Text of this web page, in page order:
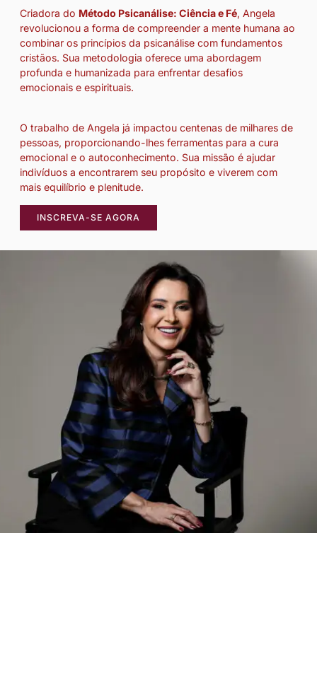
Criadora do Método Psicanálise: Ciência e Fé, Angela
revolucionou a forma de compreender a mente humana ao
combinar os princípios da psicanálise com fundamentos
cristãos. Sua metodologia oferece uma abordagem
profunda e humanizada para enfrentar desafios
emocionais e espirituais.
O trabalho de Angela já impactou centenas de milhares de
pessoas, proporcionando-lhes ferramentas para a cura
emocional e o autoconhecimento. Sua missão é ajudar
indivíduos a encontrarem seu propósito e viverem com
mais equilíbrio e plenitude.
INSCREVA-SE AGORA